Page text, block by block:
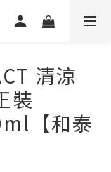
清涼
裝
【和泰